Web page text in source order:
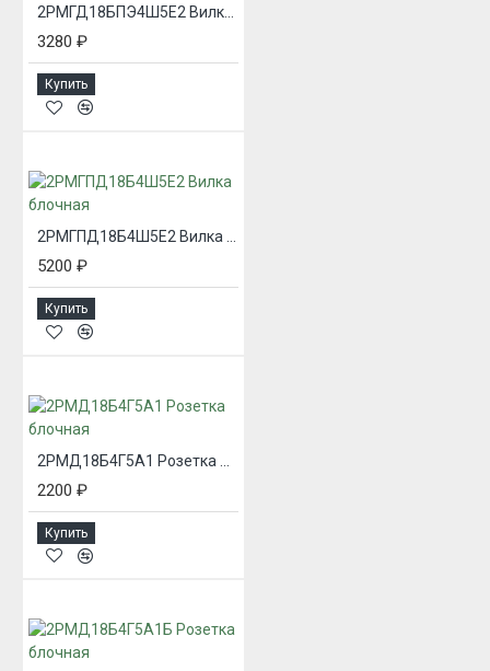
3280 ₽
Купить
5200 ₽
Купить
2200 ₽
Купить